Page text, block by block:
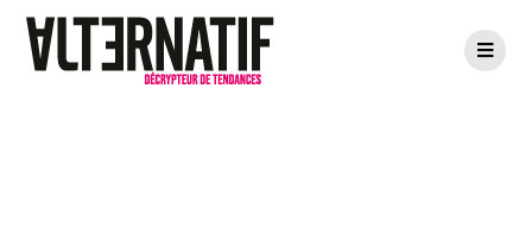
Passer
au